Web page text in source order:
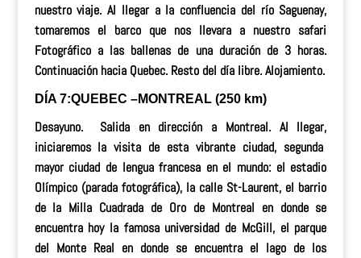
nuestro viaje. Al llegar a la confluencia del río Saguenay,
tomaremos el barco que nos llevara a nuestro safari
Fotográfico a las ballenas de una duración de 3 horas.
Continuación hacia Quebec. Resto del día libre. Alojamiento.
DÍA 7:QUEBEC –MONTREAL (250 km)
Desayuno. Salida en dirección a Montreal. Al llegar,
iniciaremos la visita de esta vibrante ciudad, segunda
mayor ciudad de lengua francesa en el mundo: el estadio
Olímpico (parada fotográfica), la calle St-Laurent, el barrio
de la Milla Cuadrada de Oro de Montreal en donde se
encuentra hoy la famosa universidad de McGill, el parque
del Monte Real en donde se encuentra el lago de los